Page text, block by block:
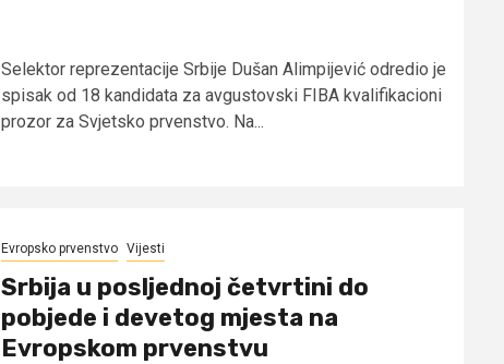
Selektor reprezentacije Srbije Dušan Alimpijević odredio je
spisak od 18 kandidata za avgustovski FIBA kvalifikacioni
prozor za Svjetsko prvenstvo. Na...
Evropsko prvenstvo Vijesti
Srbija u posljednoj četvrtini do
pobjede i devetog mjesta na
Evropskom prvenstvu